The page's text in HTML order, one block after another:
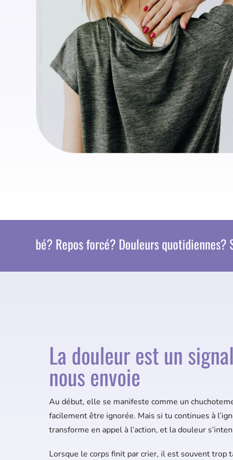
Repos forcé? Douleurs quotidiennes? Sommeil
La douleur est un
nous envoie
Au début, elle se manifeste comme un
facilement être ignorée. Mais si tu continues à
transforme en appel à l’action, et la douleur
Lorsque le corps finit par crier, il est souvent trop